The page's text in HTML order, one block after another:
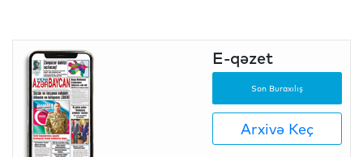
E-qəzet
Son Buraxılış
Arxivə Keç